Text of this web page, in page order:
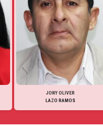
JONY OLIVER
LAZO RAMOS